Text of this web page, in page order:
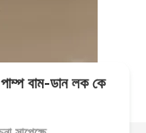
বাম-ডান লক কে